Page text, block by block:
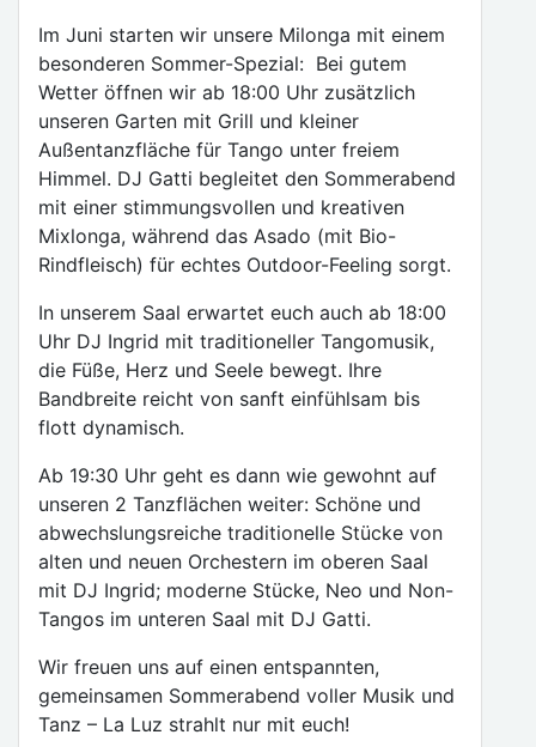
Im Juni starten wir unsere Milonga mit einem
besonderen Sommer-Spezial: Bei gutem
Wetter öffnen wir ab 18:00 Uhr zusätzlich
unseren Garten mit Grill und kleiner
Außentanzfläche für Tango unter freiem
Himmel. DJ Gatti begleitet den Sommerabend
mit einer stimmungsvollen und kreativen
Mixlonga, während das Asado (mit Bio-
Rindfleisch) für echtes Outdoor-Feeling sorgt.
In unserem Saal erwartet euch auch ab 18:00
Uhr DJ Ingrid mit traditioneller Tangomusik,
die Füße, Herz und Seele bewegt. Ihre
Bandbreite reicht von sanft einfühlsam bis
flott dynamisch.
Ab 19:30 Uhr geht es dann wie gewohnt auf
unseren 2 Tanzflächen weiter: Schöne und
abwechslungsreiche traditionelle Stücke von
alten und neuen Orchestern im oberen Saal
mit DJ Ingrid; moderne Stücke, Neo und Non-
Tangos im unteren Saal mit DJ Gatti.
Wir freuen uns auf einen entspannten,
gemeinsamen Sommerabend voller Musik und
Tanz – La Luz strahlt nur mit euch!